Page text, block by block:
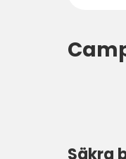
Säkra